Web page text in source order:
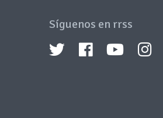
Síguenos en rrss